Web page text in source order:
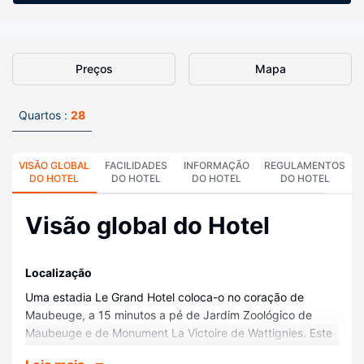
Preços Mapa
Quartos : 28
VISÃO GLOBAL
DO HOTEL
FACILIDADES
DO HOTEL
INFORMAÇÃO
DO HOTEL
REGULAMENTOS
DO HOTEL
Visão global do Hotel
Localização
Uma estadia Le Grand Hotel coloca-o no coração de
Maubeuge, a 15 minutos a pé de Jardim Zoológico de
Maubeuge e de Monument La Victoire de Wattignies. Este